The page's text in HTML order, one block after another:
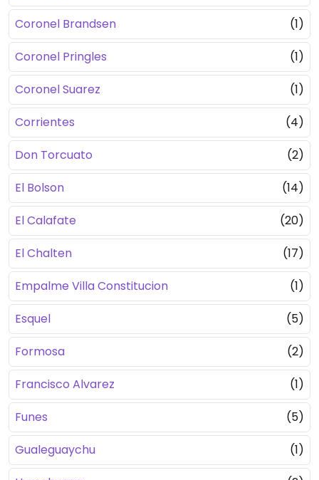
Coronel Brandsen
(1)
Coronel Pringles
(1)
Coronel Suarez
(1)
Corrientes
(4)
Don Torcuato
(2)
El Bolson
(14)
El Calafate
(20)
El Chalten
(17)
Empalme Villa Constitucion
(1)
Esquel
(5)
Formosa
(2)
Francisco Alvarez
(1)
Funes
(5)
Gualeguaychu
(1)